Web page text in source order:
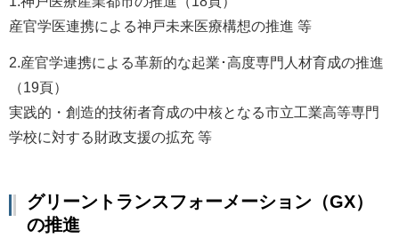
産官学医連携による神戸未来医療構想の推進 等
2.産官学連携による革新的な起業･高度専門人材育成の推進
（19頁）
実践的・創造的技術者育成の中核となる市立工業高等専門
学校に対する財政支援の拡充 等
グリーントランスフォーメーション（GX）
の推進